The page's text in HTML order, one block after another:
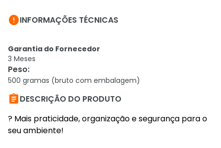
INFORMAÇÕES TÉCNICAS
Garantia do Fornecedor
3 Meses
Peso:
500 gramas (bruto com embalagem)
DESCRIÇÃO DO PRODUTO
? Mais praticidade, organização e segurança para o
seu ambiente!